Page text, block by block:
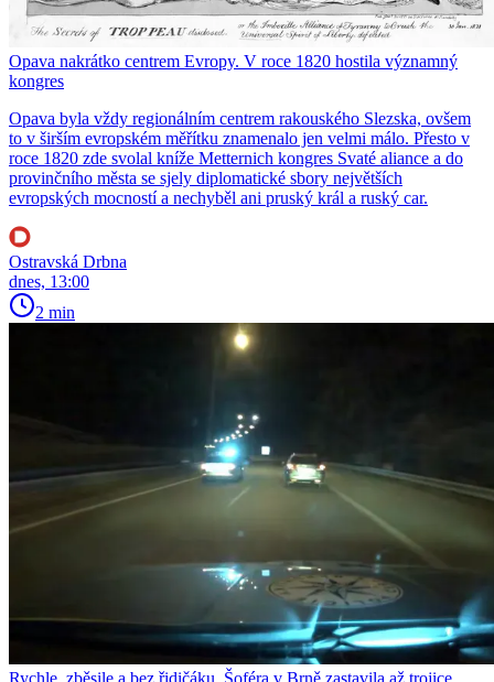
Opava nakrátko centrem Evropy. V roce 1820 hostila významný
kongres
Opava byla vždy regionálním centrem rakouského Slezska, ovšem
to v širším evropském měřítku znamenalo jen velmi málo. Přesto v
roce 1820 zde svolal kníže Metternich kongres Svaté aliance a do
provinčního města se sjely diplomatické sbory největších
evropských mocností a nechyběl ani pruský král a ruský car.
Ostravská Drbna
dnes, 13:00
2 min